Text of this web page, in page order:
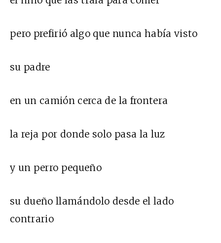
pero prefirió algo que nunca había visto
su padre
en un camión cerca de la frontera
la reja por donde solo pasa la luz
y un perro pequeño
su dueño llamándolo desde el lado
contrario